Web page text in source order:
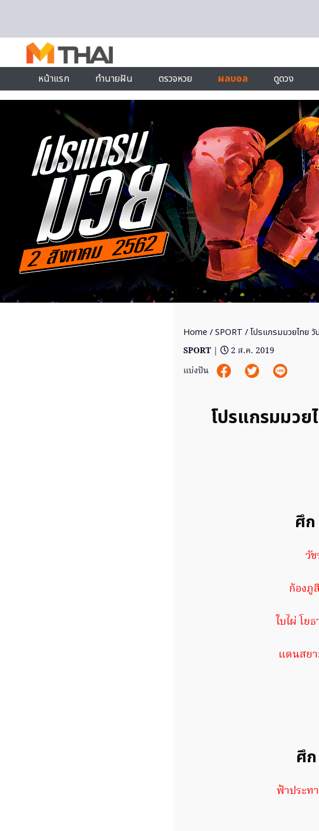
หน้าแรก
ทำนายฝัน ตรวจหวย ผลบอล ดูดวง
Home /SPORT / โปรแกรมมวยไทย
SPORT |
2 ส.ค. 2019
แบ่งปัน
โปรแกรมมวย
ศึ
วั
ก้องภู
ใบไผ่ โย
แดนสย
ศึ
ฟ้าประท